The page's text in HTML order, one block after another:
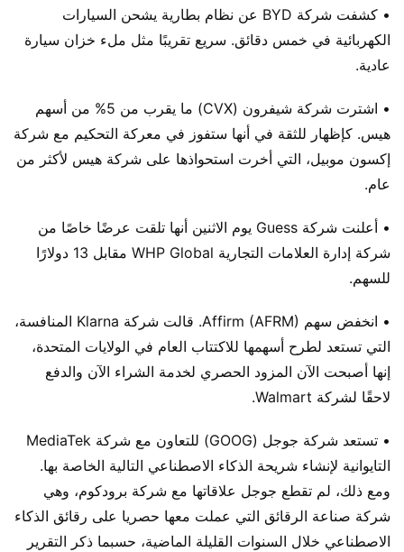
• كشفت شركة BYD عن نظام بطارية يشحن السيارات
الكهربائية في خمس دقائق. سريع تقريبًا مثل ملء خزان سيارة
عادية.
• اشترت شركة شيفرون (CVX) ما يقرب من 5% من أسهم
هيس. كإظهار للثقة في أنها ستفوز في معركة التحكيم مع شركة
إكسون موبيل، التي أخرت استحواذها على شركة هيس لأكثر من
عام.
• أعلنت شركة Guess يوم الاثنين أنها تلقت عرضًا خاصًا من
شركة إدارة العلامات التجارية WHP Global مقابل 13 دولارًا
للسهم.
• انخفض سهم Affirm (AFRM). قالت شركة Klarna المنافسة،
التي تستعد لطرح أسهمها للاكتتاب العام في الولايات المتحدة،
إنها أصبحت الآن المزود الحصري لخدمة الشراء الآن والدفع
لاحقًا لشركة Walmart.
• تستعد شركة جوجل (GOOG) للتعاون مع شركة MediaTek
التايوانية لإنشاء شريحة الذكاء الاصطناعي التالية الخاصة بها.
ومع ذلك، لم تقطع جوجل علاقاتها مع شركة برودكوم، وهي
شركة صناعة الرقائق التي عملت معها حصريا على رقائق الذكاء
الاصطناعي خلال السنوات القليلة الماضية، حسبما ذكر التقرير